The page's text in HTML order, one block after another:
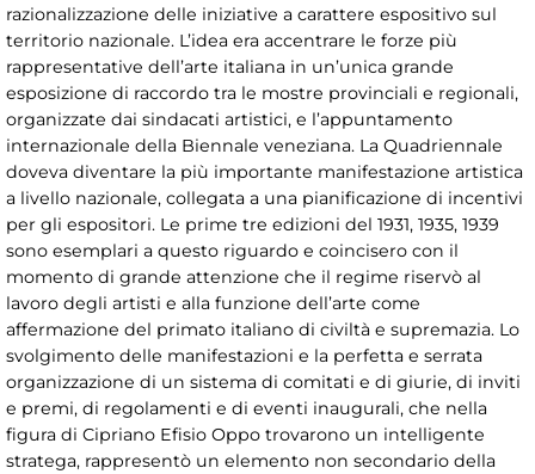
razionalizzazione delle iniziative a carattere espositivo sul
territorio nazionale. L’idea era accentrare le forze più
rappresentative dell’arte italiana in un’unica grande
esposizione di raccordo tra le mostre provinciali e regionali,
organizzate dai sindacati artistici, e l’appuntamento
internazionale della Biennale veneziana. La Quadriennale
doveva diventare la più importante manifestazione artistica
a livello nazionale, collegata a una pianificazione di incentivi
per gli espositori. Le prime tre edizioni del 1931, 1935, 1939
sono esemplari a questo riguardo e coincisero con il
momento di grande attenzione che il regime riservò al
lavoro degli artisti e alla funzione dell’arte come
affermazione del primato italiano di civiltà e supremazia. Lo
svolgimento delle manifestazioni e la perfetta e serrata
organizzazione di un sistema di comitati e di giurie, di inviti
e premi, di regolamenti e di eventi inaugurali, che nella
figura di Cipriano Efisio Oppo trovarono un intelligente
stratega, rappresentò un elemento non secondario della